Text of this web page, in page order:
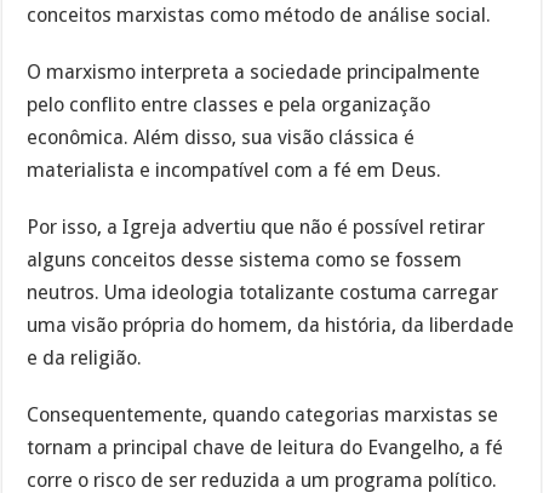
conceitos marxistas como método de análise social.
O marxismo interpreta a sociedade principalmente
pelo conflito entre classes e pela organização
econômica. Além disso, sua visão clássica é
materialista e incompatível com a fé em Deus.
Por isso, a Igreja advertiu que não é possível retirar
alguns conceitos desse sistema como se fossem
neutros. Uma ideologia totalizante costuma carregar
uma visão própria do homem, da história, da liberdade
e da religião.
Consequentemente, quando categorias marxistas se
tornam a principal chave de leitura do Evangelho, a fé
corre o risco de ser reduzida a um programa político.